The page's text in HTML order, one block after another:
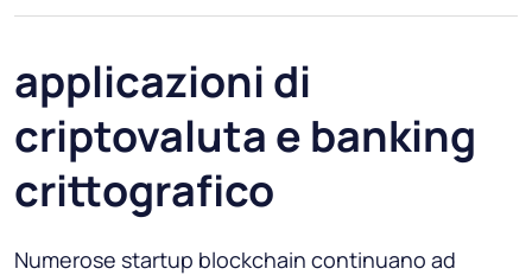
applicazioni di
criptovaluta e banking
crittografico
Numerose startup blockchain continuano ad